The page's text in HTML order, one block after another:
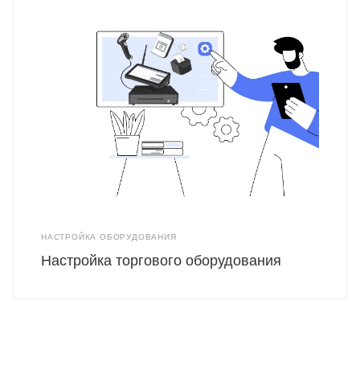
НАСТРОЙКА ОБОРУДОВАНИЯ
Настройка торгового оборудования